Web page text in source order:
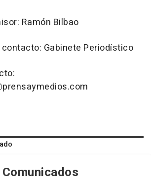
Ramón Bilbao
Gabinete Periodístico
Comunicados